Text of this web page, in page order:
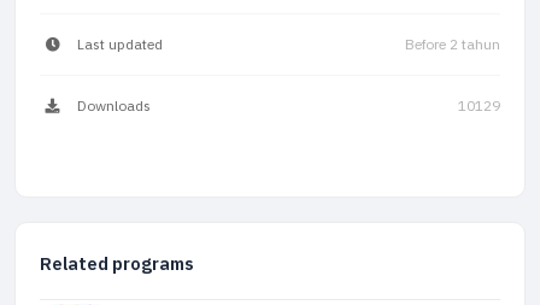
Last updated Before 2 tahun
Downloads 10129
Related programs